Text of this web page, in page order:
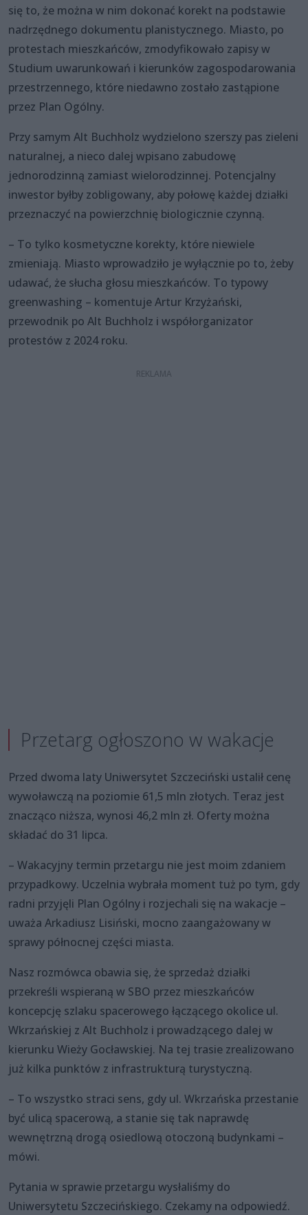
się to, że można w nim dokonać korekt na podstawie
nadrzędnego dokumentu planistycznego. Miasto, po
protestach mieszkańców, zmodyfikowało zapisy w
Studium uwarunkowań i kierunków zagospodarowania
przestrzennego, które niedawno zostało zastąpione
przez Plan Ogólny.
Przy samym Alt Buchholz wydzielono szerszy pas zieleni
naturalnej, a nieco dalej wpisano zabudowę
jednorodzinną zamiast wielorodzinnej. Potencjalny
inwestor byłby zobligowany, aby połowę każdej działki
przeznaczyć na powierzchnię biologicznie czynną.
– To tylko kosmetyczne korekty, które niewiele
zmieniają. Miasto wprowadziło je wyłącznie po to, żeby
udawać, że słucha głosu mieszkańców. To typowy
greenwashing – komentuje Artur Krzyżański,
przewodnik po Alt Buchholz i współorganizator
protestów z 2024 roku.
Przetarg ogłoszono w wakacje
Przed dwoma laty Uniwersytet Szczeciński ustalił cenę
wywoławczą na poziomie 61,5 mln złotych. Teraz jest
znacząco niższa, wynosi 46,2 mln zł. Oferty można
składać do 31 lipca.
– Wakacyjny termin przetargu nie jest moim zdaniem
przypadkowy. Uczelnia wybrała moment tuż po tym, gdy
radni przyjęli Plan Ogólny i rozjechali się na wakacje –
uważa Arkadiusz Lisiński, mocno zaangażowany w
sprawy północnej części miasta.
Nasz rozmówca obawia się, że sprzedaż działki
przekreśli wspieraną w SBO przez mieszkańców
koncepcję szlaku spacerowego łączącego okolice ul.
Wkrzańskiej z Alt Buchholz i prowadzącego dalej w
kierunku Wieży Gocławskiej. Na tej trasie zrealizowano
już kilka punktów z infrastrukturą turystyczną.
– To wszystko straci sens, gdy ul. Wkrzańska przestanie
być ulicą spacerową, a stanie się tak naprawdę
wewnętrzną drogą osiedlową otoczoną budynkami –
mówi.
Pytania w sprawie przetargu wysłaliśmy do
Uniwersytetu Szczecińskiego. Czekamy na odpowiedź.